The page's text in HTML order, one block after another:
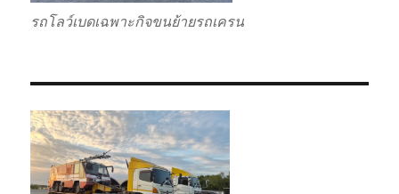
รถโลว์เบดเฉพาะกิจขนย้ายรถเครน